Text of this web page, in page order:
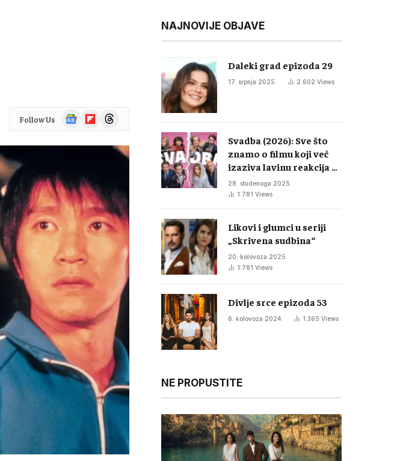
Follow Us
Google
News
FlipboardThreads
NAJNOVIJE OBJAVE
Daleki grad epizoda 29
17. srpnja 2025. 2.602 Views
Svadba (2026): Sve što
znamo o filmu koji već
izaziva lavinu reakcija u
regiji
28. studenoga 2025.
1.781 Views
Likovi i glumci u seriji
„Skrivena sudbina“
20. kolovoza 2025.
1.781 Views
Divlje srce epizoda 53
6. kolovoza 2024. 1.365 Views
NE PROPUSTITE